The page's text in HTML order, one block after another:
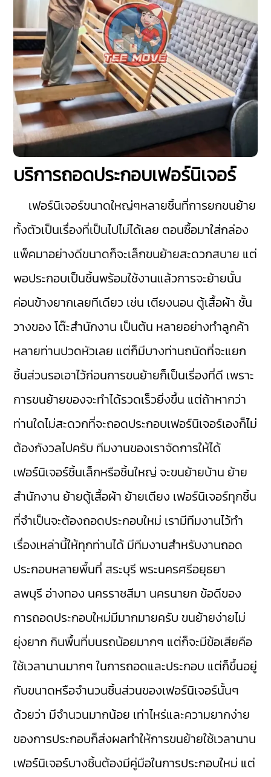
บริการถอดประกอบเฟอร์นิเจอร์
เฟอร์นิเจอร์ขนาดใหญ่ๆหลายชิ้นที่การยกขนย้าย
ทั้งตัวเป็นเรื่องที่เป็นไปไม่ได้เลย ตอนซื้อมาใส่กล่อง
แพ็คมาอย่างดีขนาดก็จะเล็กขนย้ายสะดวกสบาย แต่
พอประกอบเป็นชิ้นพร้อมใช้งานแล้วการจะย้ายนั้น
ค่อนข้างยากเลยทีเดียว เช่น เตียงนอน ตู้เสื้อผ้า ชั้น
วางของ โต๊ะสำนักงาน เป็นต้น หลายอย่างทำลูกค้า
หลายท่านปวดหัวเลย แต่ก็มีบางท่านถนัดที่จะแยก
ชิ้นส่วนรอเอาไว้ก่อนการขนย้ายก็เป็นเรื่องที่ดี เพราะ
การขนย้ายของจะทำได้รวดเร็วยิ่งขึ้น แต่ถ้าหากว่า
ท่านใดไม่สะดวกที่จะถอดประกอบเฟอร์นิเจอร์เองก็ไม่
ต้องกังวลไปครับ ทีมงานของเราจัดการให้ได้
เฟอร์นิเจอร์ชิ้นเล็กหรือชิ้นใหญ่ จะขนย้ายบ้าน ย้าย
สำนักงาน ย้ายตู้เสื้อผ้า ย้ายเตียง เฟอร์นิเจอร์ทุกชิ้น
ที่จำเป็นจะต้องถอดประกอบใหม่ เรามีทีมงานไว้ทำ
เรื่องเหล่านี้ให้ทุกท่านได้ มีทีมงานสำหรับงานถอด
ประกอบหลายพื้นที่ สระบุรี พระนครศรีอยุธยา
ลพบุรี อ่างทอง นครราชสีมา นครนายก ข้อดีของ
การถอดประกอบใหม่มีมากมายครับ ขนย้ายง่ายไม่
ยุ่งยาก กินพื้นที่บนรถน้อยมากๆ แต่ก็จะมีข้อเสียคือ
ใช้เวลานานมากๆ ในการถอดและประกอบ แต่ก็ขึ้นอยู่
กับขนาดหรือจำนวนชิ้นส่วนของเฟอร์นิเจอร์นั้นๆ
ด้วยว่า มีจำนวนมากน้อย เท่าไหร่และความยากง่าย
ของการประกอบก็ส่งผลทำให้การขนย้ายใช้เวลานาน
เฟอร์นิเจอร์บางชิ้นต้องมีคู่มือในการประกอบใหม่ แต่